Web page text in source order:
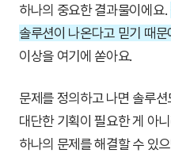
하나의 중요한 결과물이에요.
솔루션이 나온다고 믿기 때문
이상을 여기에 쏟아요.
문제를 정의하고 나면 솔루
대단한 기획이 필요한 게 아
하나의 문제를 해결할 수 있